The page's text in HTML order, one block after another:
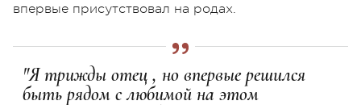
впервые присутствовал на родах.
"Я трижды отец , но впервые решился
быть рядом с любимой на этом